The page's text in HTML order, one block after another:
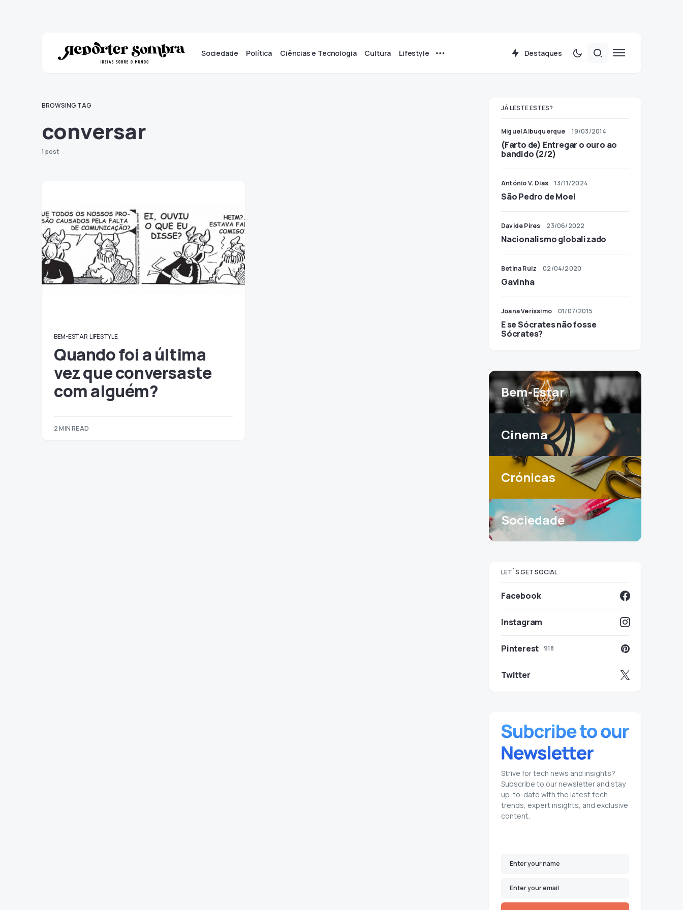
Sociedade Política Ciências e Tecnologia Cultura Lifestyle Destaques
BROWSING TAG
conversar
1 post
BEM-ESTAR LIFESTYLE
Quando foi a última
vez que conversaste
com alguém?
2 MIN READ
JÁ LESTE ESTES?
Miguel Albuquerque 19/03/2014
(Farto de) Entregar o ouro ao
bandido (2/2)
António V. Dias 13/11/2024
São Pedro de Moel
Davide Pires 23/06/2022
Nacionalismo globalizado
Betina Ruiz 02/04/2020
Gavinha
Joana Veríssimo 01/07/2015
E se Sócrates não fosse
Sócrates?
Bem-Estar
Cinema
Crónicas
Sociedade
LET`S GET SOCIAL
Facebook
Instagram
Pinterest 918
Twitter
Strive for tech news and insights?
Subscribe to our newsletter and stay
up-to-date with the latest tech
trends, expert insights, and exclusive
content.